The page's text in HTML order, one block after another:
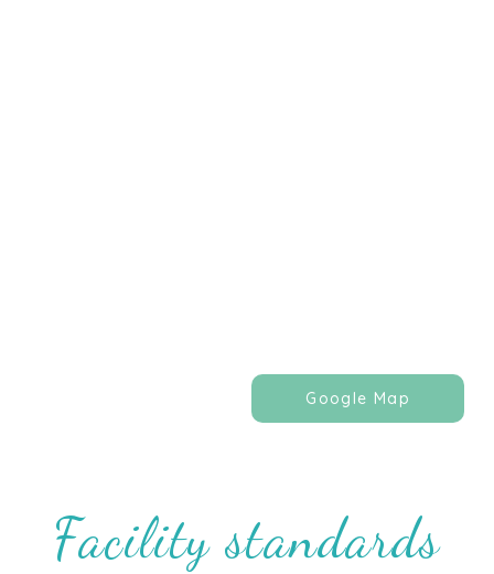
Google Map
Facility standards